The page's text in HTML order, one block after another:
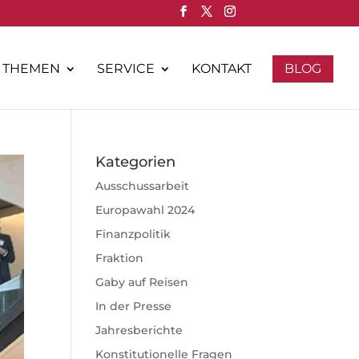
THEMEN SERVICE KONTAKT BLOG
Kategorien
Ausschussarbeit
Europawahl 2024
Finanzpolitik
Fraktion
Gaby auf Reisen
In der Presse
Jahresberichte
Konstitutionelle Fragen